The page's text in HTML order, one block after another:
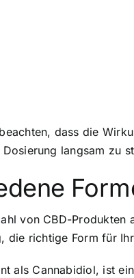
dass die
langsam zu
von CBD-Produkten
die richtige Form für
als Cannabidiol, ist